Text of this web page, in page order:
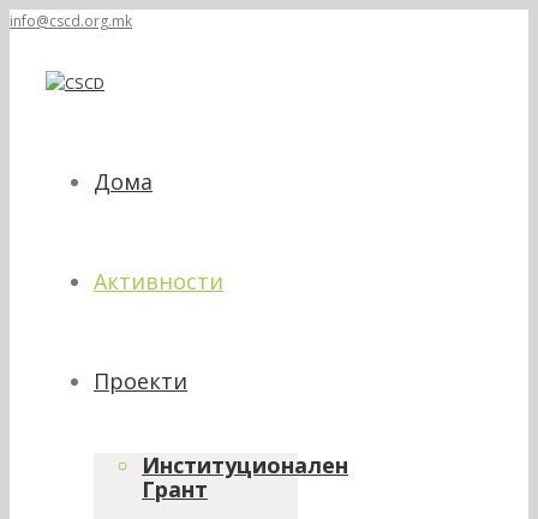
info@cscd.org.mk
Дома
Активности
Проекти
Институционален
Грант